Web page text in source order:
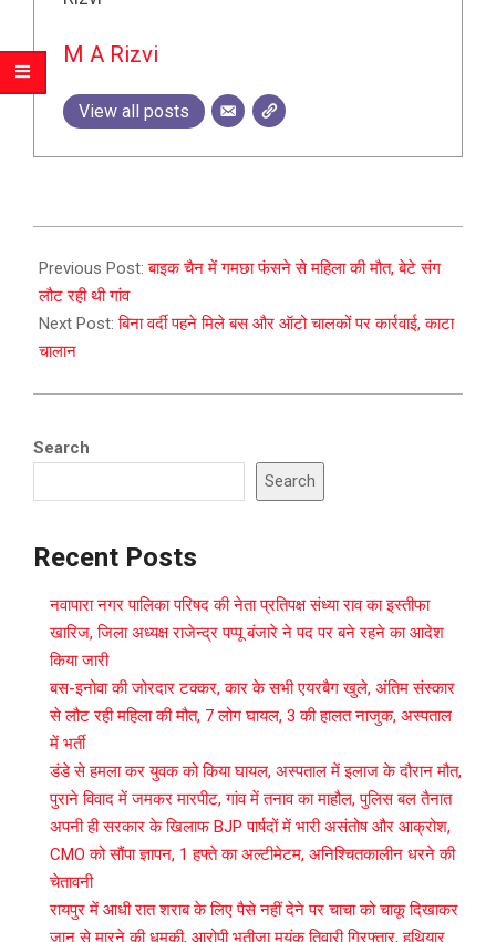
M A Rizvi
View all posts
12-
28
Previous Post:बाइक चैन में गमछा फंसने से महिला की मौत, बेटे संग
लौट रही थी गांव
Next Post:बिना वर्दी पहने मिले बस और ऑटो चालकों पर कार्रवाई, काटा
चालान
Search
Search
Recent Posts
नवापारा नगर पालिका परिषद की नेता प्रतिपक्ष संध्या राव का इस्तीफा
खारिज, जिला अध्यक्ष राजेन्द्र पप्पू बंजारे ने पद पर बने रहने का आदेश
किया जारी
बस-इनोवा की जोरदार टक्कर, कार के सभी एयरबैग खुले, अंतिम संस्कार
से लौट रही महिला की मौत, 7 लोग घायल, 3 की हालत नाजुक, अस्पताल
में भर्ती
डंडे से हमला कर युवक को किया घायल, अस्पताल में इलाज के दौरान मौत,
पुराने विवाद में जमकर मारपीट, गांव में तनाव का माहौल, पुलिस बल तैनात
अपनी ही सरकार के खिलाफ BJP पार्षदों में भारी असंतोष और आक्रोश,
CMO को सौंपा ज्ञापन, 1 हफ्ते का अल्टीमेटम, अनिश्चितकालीन धरने की
चेतावनी
रायपुर में आधी रात शराब के लिए पैसे नहीं देने पर चाचा को चाकू दिखाकर